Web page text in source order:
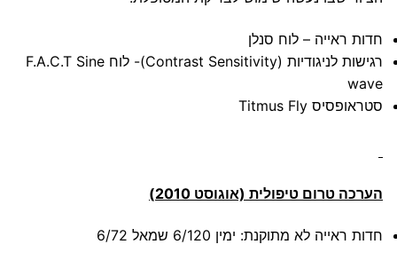
חדות ראייה – לוח סנלן
רגישות לניגודיות (Contrast Sensitivity)- לוח F.A.C.T Sine
wave
סטראופסיס Titmus Fly
הערכה טרום טיפולית (אוגוסט 2010)
חדות ראייה לא מתוקנת: ימין 6/120 שמאל 6/72